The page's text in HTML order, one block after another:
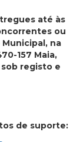
até às
ou
na
157 Maia,
registo e
de suporte: